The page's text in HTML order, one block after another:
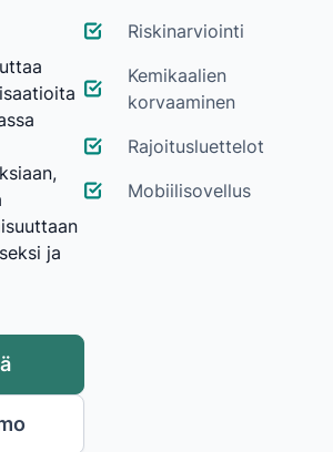
ja
Riskinarviointi
Kemikaalien
korvaaminen
Rajoitusluettelot
Mobiilisovellus